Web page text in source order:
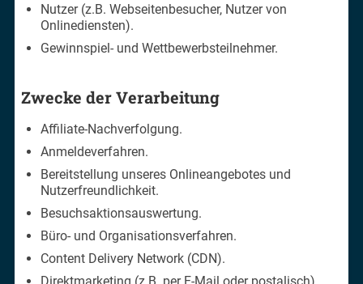
Nutzer (z.B. Webseitenbesucher, Nutzer von
Onlinediensten).
Gewinnspiel- und Wettbewerbsteilnehmer.
Zwecke der Verarbeitung
Affiliate-Nachverfolgung.
Anmeldeverfahren.
Bereitstellung unseres Onlineangebotes und
Nutzerfreundlichkeit.
Besuchsaktionsauswertung.
Büro- und Organisationsverfahren.
Content Delivery Network (CDN).